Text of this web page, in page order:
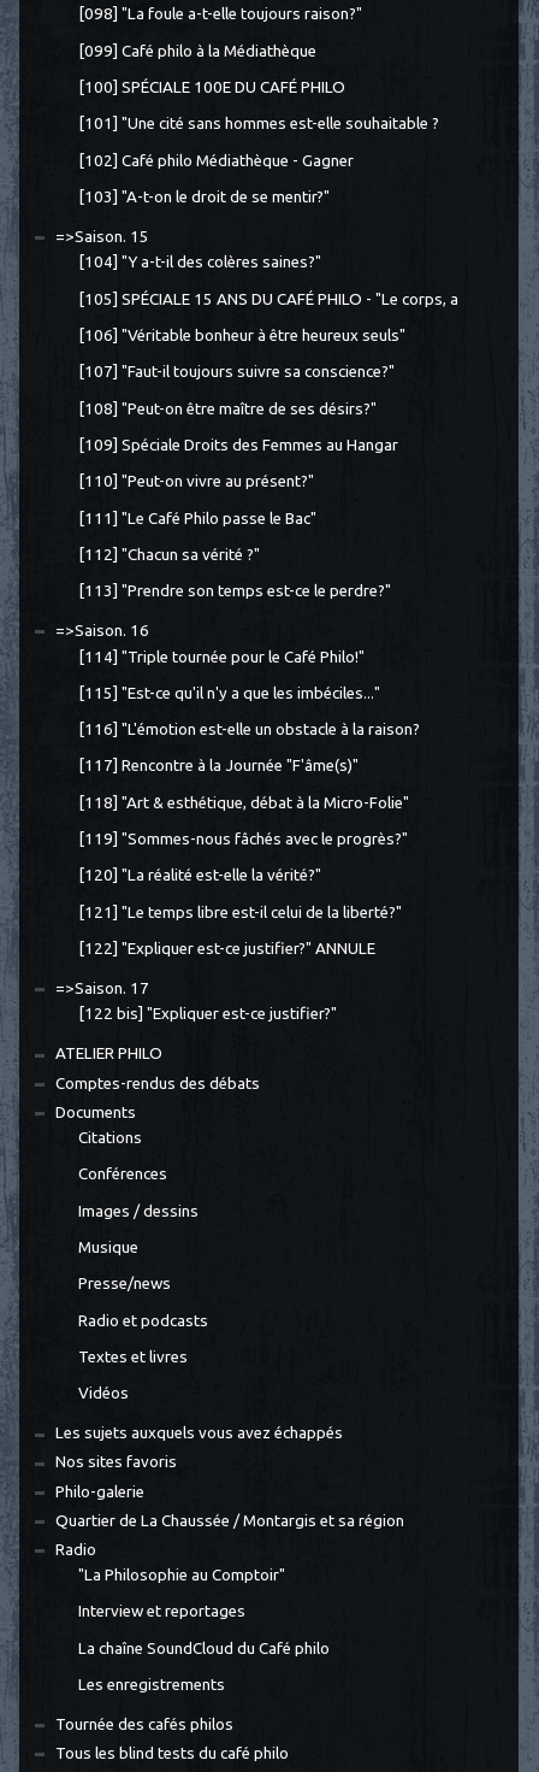
[098] "La foule a-t-elle toujours raison?"
[099] Café philo à la Médiathèque
[100] SPÉCIALE 100E DU CAFÉ PHILO
[101] "Une cité sans hommes est-elle souhaitable ?
[102] Café philo Médiathèque - Gagner
[103] "A-t-on le droit de se mentir?"
=>Saison. 15
[104] "Y a-t-il des colères saines?"
[105] SPÉCIALE 15 ANS DU CAFÉ PHILO - "Le corps, a
[106] "Véritable bonheur à être heureux seuls"
[107] "Faut-il toujours suivre sa conscience?"
[108] "Peut-on être maître de ses désirs?"
[109] Spéciale Droits des Femmes au Hangar
[110] "Peut-on vivre au présent?"
[111] "Le Café Philo passe le Bac"
[112] "Chacun sa vérité ?"
[113] "Prendre son temps est-ce le perdre?"
=>Saison. 16
[114] "Triple tournée pour le Café Philo!"
[115] "Est-ce qu'il n'y a que les imbéciles..."
[116] "L'émotion est-elle un obstacle à la raison?
[117] Rencontre à la Journée "F'âme(s)"
[118] "Art & esthétique, débat à la Micro-Folie"
[119] "Sommes-nous fâchés avec le progrès?"
[120] "La réalité est-elle la vérité?"
[121] "Le temps libre est-il celui de la liberté?"
[122] "Expliquer est-ce justifier?" ANNULE
=>Saison. 17
[122 bis] "Expliquer est-ce justifier?"
ATELIER PHILO
Comptes-rendus des débats
Documents
Citations
Conférences
Images / dessins
Musique
Presse/news
Radio et podcasts
Textes et livres
Vidéos
Les sujets auxquels vous avez échappés
Nos sites favoris
Philo-galerie
Quartier de La Chaussée / Montargis et sa région
Radio
"La Philosophie au Comptoir"
Interview et reportages
La chaîne SoundCloud du Café philo
Les enregistrements
Tournée des cafés philos
Tous les blind tests du café philo